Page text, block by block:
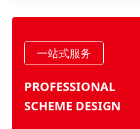
一站式服务
PROFESSIONAL
SCHEME DESIGN